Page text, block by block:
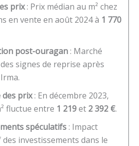
prix: Prix médian au m² chez
en vente en août 2024 à 1 770
post-ouragan : Marché
signes de reprise après
prix: En décembre 2023,
fluctue entre 1 219et 2 392 €.
spéculatifs : Impact
investissements dans le